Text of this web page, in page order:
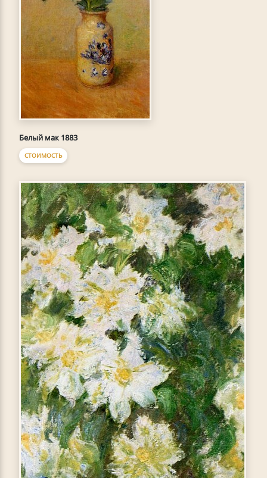
Белый мак 1883
СТОИМОСТЬ